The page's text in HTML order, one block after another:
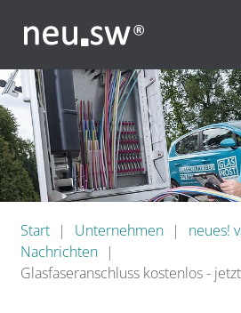
Start Unternehmen
neues!
Nachrichten
Glasfaseranschluss kostenlos -